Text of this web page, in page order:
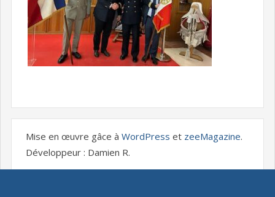
Mise en œuvre gâce à WordPress et zeeMagazine.
Développeur : Damien R.